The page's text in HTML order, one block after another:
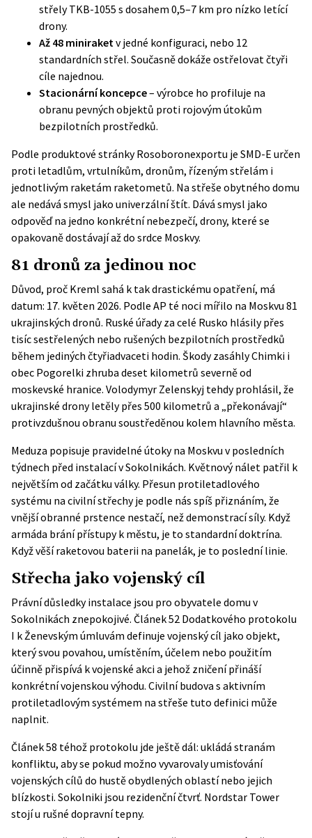
střely TKB-1055 s dosahem 0,5–7 km pro nízko letící
drony.
Až 48 miniraketv jedné konfiguraci, nebo 12
standardních střel. Současně dokáže ostřelovat čtyři
cíle najednou.
Stacionární koncepce– výrobce ho profiluje na
obranu pevných objektů proti rojovým útokům
bezpilotních prostředků.
Podle produktové stránky Rosoboronexportu je SMD-E určen
proti letadlům, vrtulníkům, dronům, řízeným střelám i
jednotlivým raketám raketometů. Na střeše obytného domu
ale nedává smysl jako univerzální štít. Dává smysl jako
odpověď na jedno konkrétní nebezpečí, drony, které se
opakovaně dostávají až do srdce Moskvy.
81 dronů za jedinou noc
Důvod, proč Kreml sahá k tak drastickému opatření, má
datum: 17. květen 2026. Podle AP té noci mířilo na Moskvu 81
ukrajinských dronů. Ruské úřady za celé Rusko hlásily přes
tisíc sestřelených nebo rušených bezpilotních prostředků
během jediných čtyřiadvaceti hodin. Škody zasáhly Chimki i
obec Pogorelki zhruba deset kilometrů severně od
moskevské hranice. Volodymyr Zelenskyj tehdy prohlásil, že
ukrajinské drony letěly přes 500 kilometrů a „překonávají“
protivzdušnou obranu soustředěnou kolem hlavního města.
Meduza popisuje pravidelné útoky na Moskvu v posledních
týdnech před instalací v Sokolnikách. Květnový nálet patřil k
největším od začátku války. Přesun protiletadlového
systému na civilní střechy je podle nás spíš přiznáním, že
vnější obranné prstence nestačí, než demonstrací síly. Když
armáda brání přístupy k městu, je to standardní doktrína.
Když věší raketovou baterii na panelák, je to poslední linie.
Střecha jako vojenský cíl
Právní důsledky instalace jsou pro obyvatele domu v
Sokolnikách znepokojivé. Článek 52 Dodatkového protokolu
I k Ženevským úmluvám definuje vojenský cíl jako objekt,
který svou povahou, umístěním, účelem nebo použitím
účinně přispívá k vojenské akci a jehož zničení přináší
konkrétní vojenskou výhodu. Civilní budova s aktivním
protiletadlovým systémem na střeše tuto definici může
naplnit.
Článek 58 téhož protokolu jde ještě dál: ukládá stranám
konfliktu, aby se pokud možno vyvarovaly umisťování
vojenských cílů do hustě obydlených oblastí nebo jejich
blízkosti. Sokolniki jsou rezidenční čtvrť. Nordstar Tower
stojí u rušné dopravní tepny.